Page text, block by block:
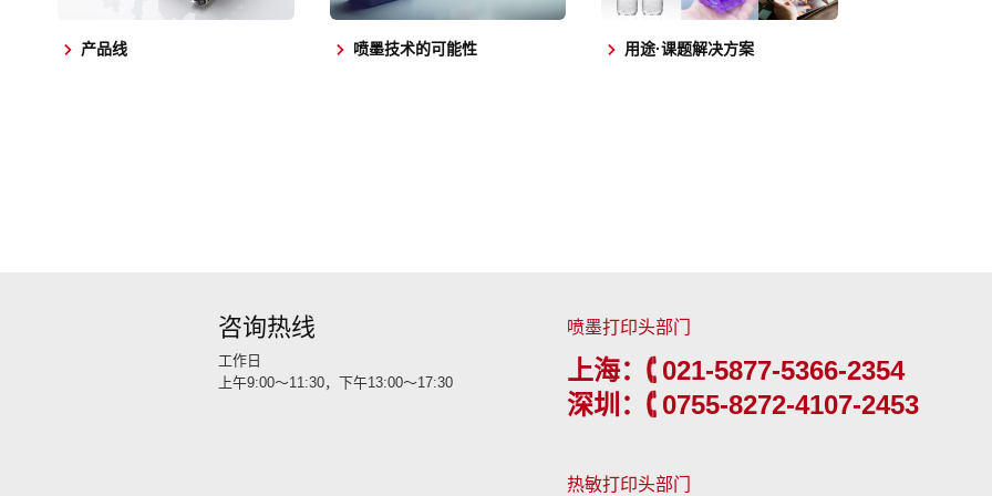
产品线 喷墨技术的可能性 用途·课题解决方案
咨询热线
工作日
上午9:00～11:30，下午13:00～17:30
喷墨打印头部门
上海：
021-5877-5366-2354
深圳：
0755-8272-4107-2453
热敏打印头部门